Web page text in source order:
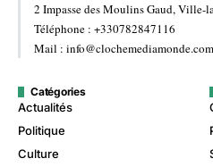
2 Impasse des Moulins Gaud, Ville-
Téléphone : +330782847116
Mail : info@clochemediamonde.com
Catégories
Actualités
Politique
Culture